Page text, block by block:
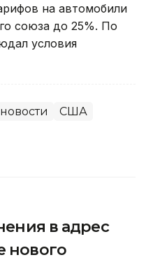
на автомобили
союза до 25%. По
условия
США
в адрес
нового